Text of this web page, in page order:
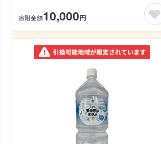
1000ml【ファミペイ回数券18枚セ
ット】 お茶
寄附金額10,000円